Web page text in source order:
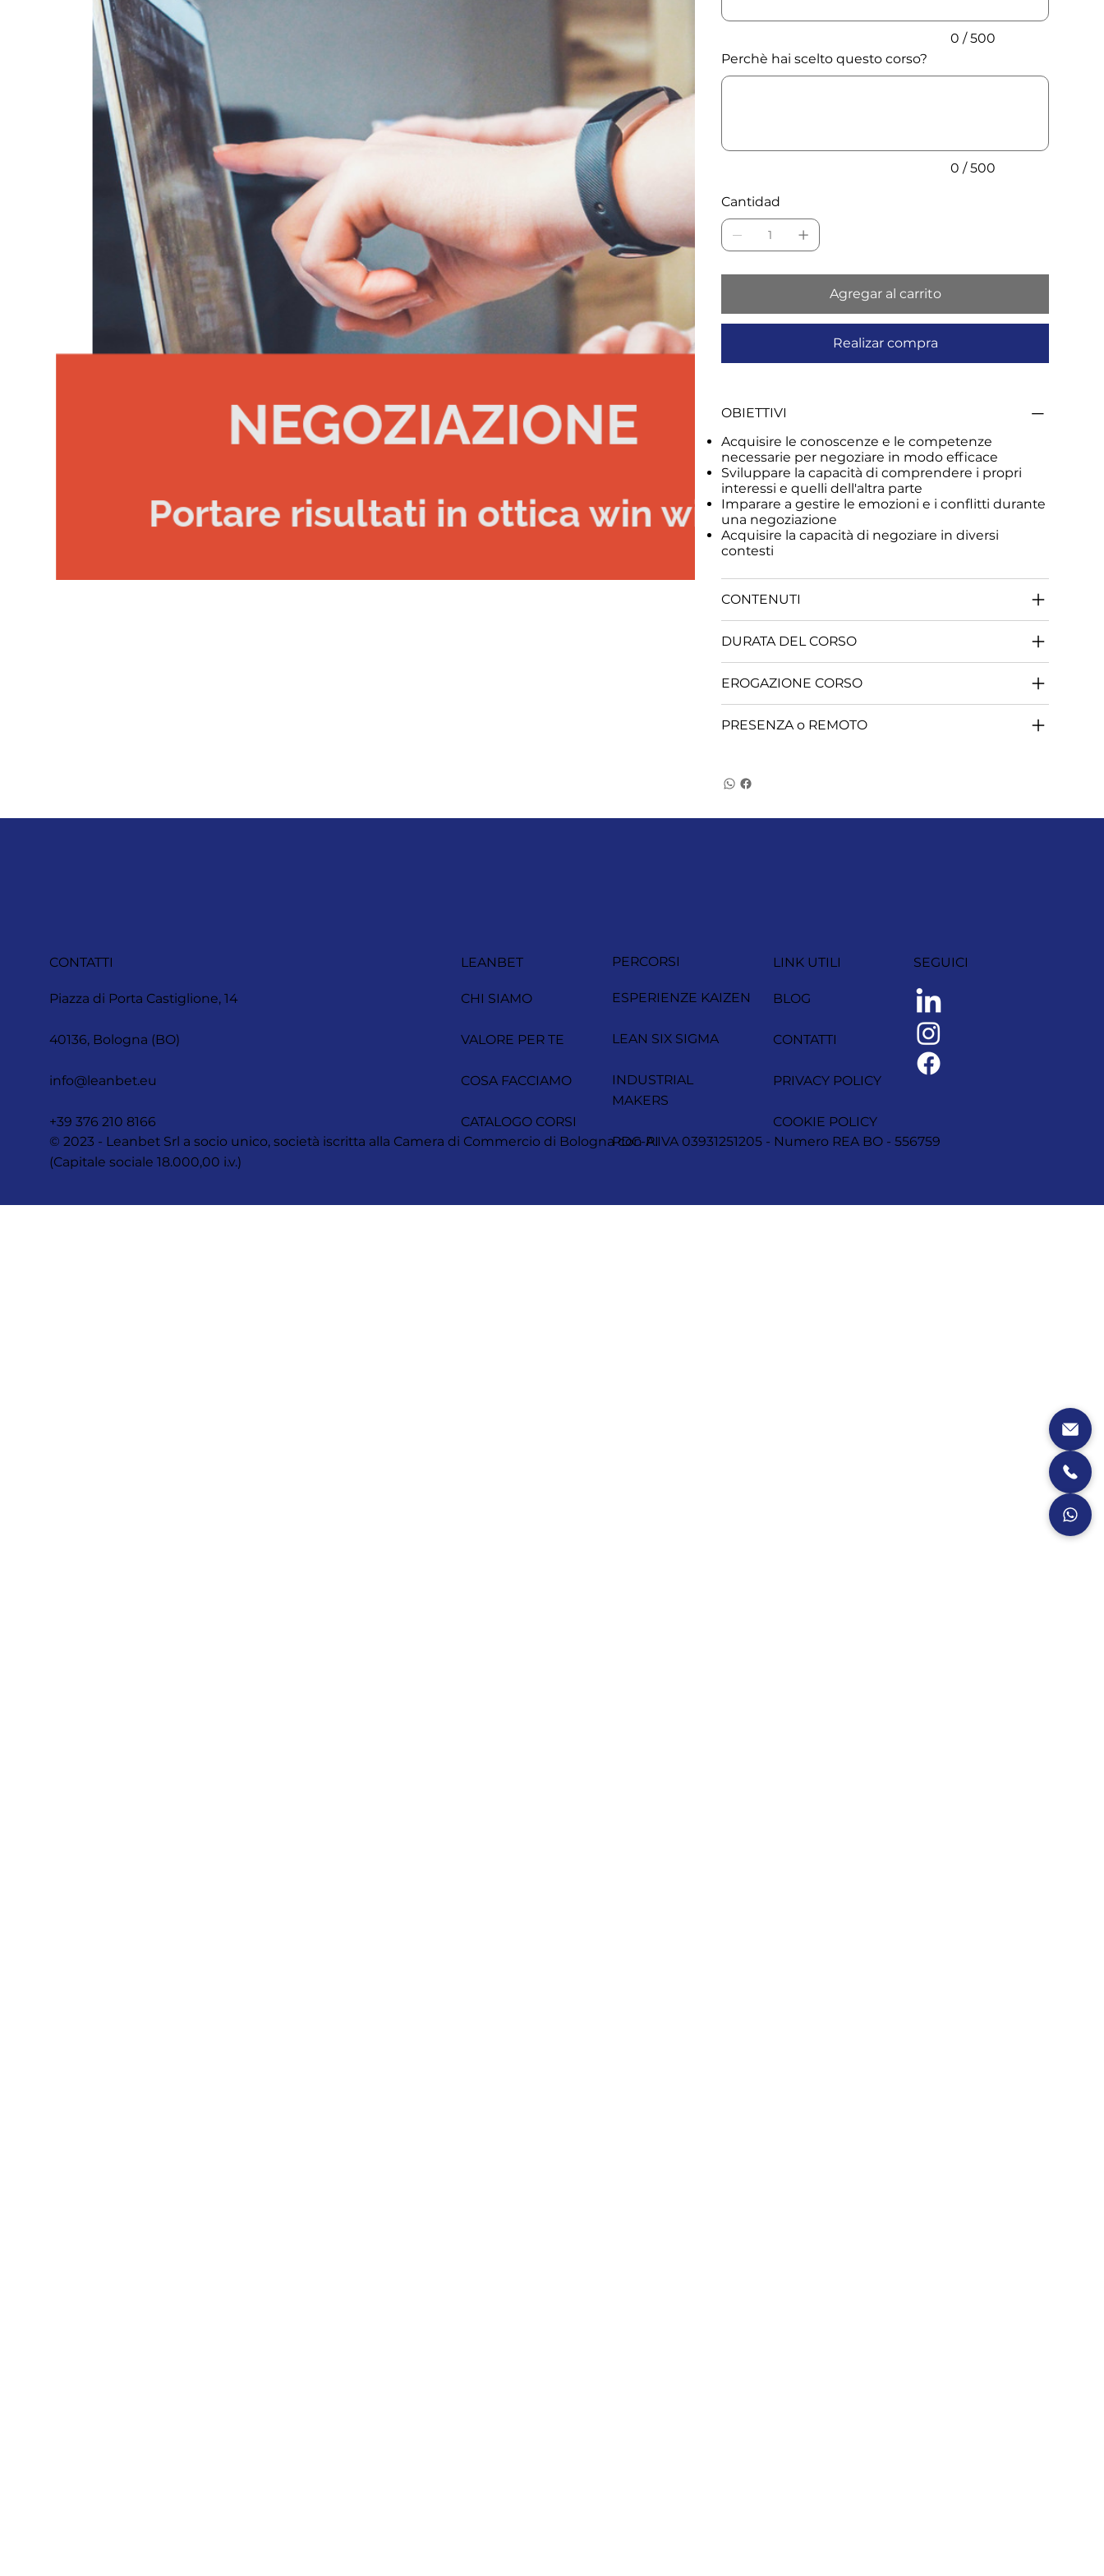
0 / 500
Perchè hai scelto questo corso?
500
0 / 500
Cantidad
Agregar al carrito
Realizar compra
OBIETTIVI
Acquisire le conoscenze e le competenze
necessarie per negoziare in modo efficace
Sviluppare la capacità di comprendere i propri
interessi e quelli dell'altra parte
Imparare a gestire le emozioni e i conflitti durante
una negoziazione
Acquisire la capacità di negoziare in diversi
contesti
CONTENUTI
DURATA DEL CORSO
EROGAZIONE CORSO
PRESENZA o REMOTO
CONTATTI
Piazza di Porta Castiglione, 14
40136, Bologna (BO)
info@leanbet.eu
+39 376 210 8166
LEANBET
CHI SIAMO
VALORE PER TE
COSA FACCIAMO
CATALOGO CORSI
PERCORSI
ESPERIENZE KAIZEN
LEAN SIX SIGMA
INDUSTRIAL
MAKERS
PDC-AI
LINK UTILI
BLOG
CONTATTI
PRIVACY POLICY
COOKIE POLICY
SEGUICI
© 2023 - Leanbet Srl a socio unico, società iscritta alla Camera di Commercio di Bologna con P.IVA 03931251205 - Numero REA BO - 556759
(Capitale sociale 18.000,00 i.v.)